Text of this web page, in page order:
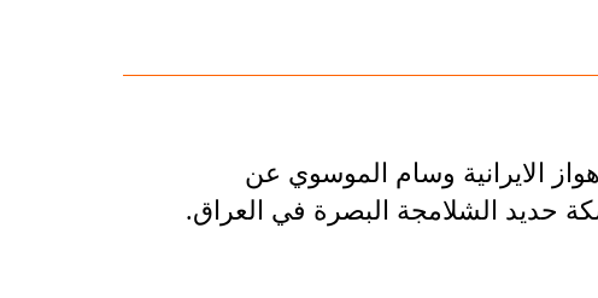
الايرانية وسام الموسوي عن
حديد الشلامجة البصرة في العراق.